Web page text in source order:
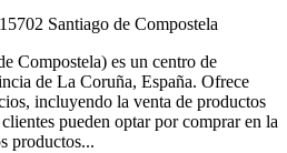
Santiago de Compostela
Compostela) es un centro de
de La Coruña, España. Ofrece
incluyendo la venta de productos
pueden optar por comprar en la
productos...